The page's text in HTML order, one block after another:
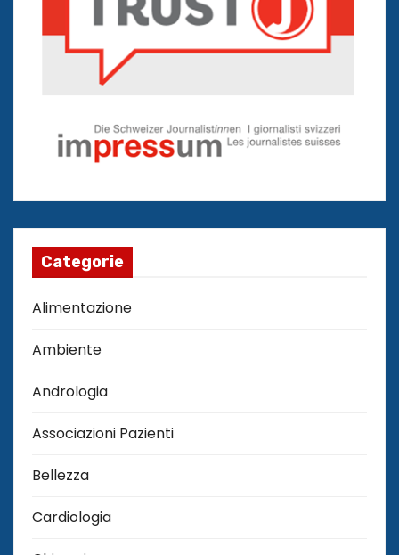
Categorie
Alimentazione
Ambiente
Andrologia
Associazioni Pazienti
Bellezza
Cardiologia